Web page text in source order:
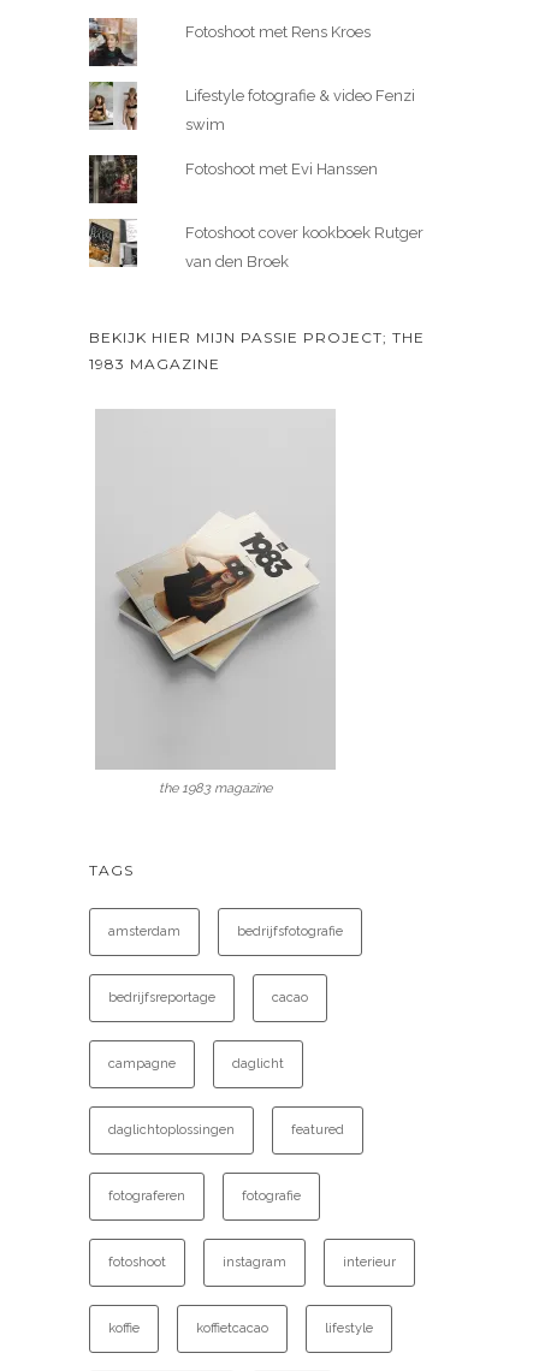
Fotoshoot met Rens Kroes
Lifestyle fotografie & video Fenzi
swim
Fotoshoot met Evi Hanssen
Fotoshoot cover kookboek Rutger
van den Broek
BEKIJK HIER MIJN PASSIE PROJECT; THE
1983 MAGAZINE
the 1983 magazine
TAGS
amsterdam bedrijfsfotografie
bedrijfsreportage cacao
campagne daglicht
daglichtoplossingen featured
fotograferen fotografie
fotoshoot instagram interieur
koffie koffietcacao lifestyle